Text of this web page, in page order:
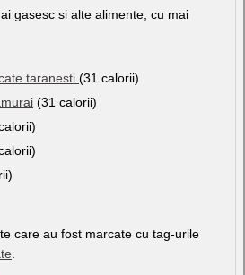
gasesc si alte alimente, cu mai
taranesti (31 calorii)
(31 calorii)
care au fost marcate cu tag-urile